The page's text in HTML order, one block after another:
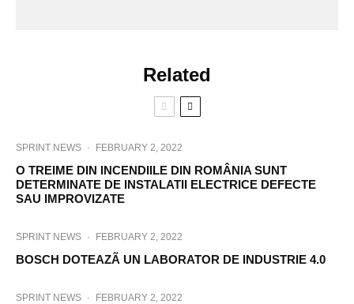
Related
SPRINT NEWS · FEBRUARY 2, 2022
O TREIME DIN INCENDIILE DIN ROMÂNIA SUNT
DETERMINATE DE INSTALATII ELECTRICE DEFECTE
SAU IMPROVIZATE
SPRINT NEWS · FEBRUARY 2, 2022
BOSCH DOTEAZÃ UN LABORATOR DE INDUSTRIE 4.0
SPRINT NEWS · FEBRUARY 2, 2022